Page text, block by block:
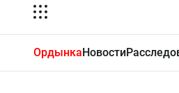
ОрдынкаНовости